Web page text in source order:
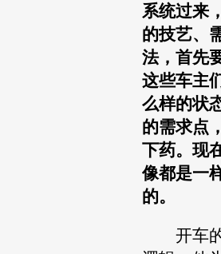
系统过来
的技艺、
法，首先
这些车主
么样的状
的需求点
下药。现
像都是一
的。
开车的